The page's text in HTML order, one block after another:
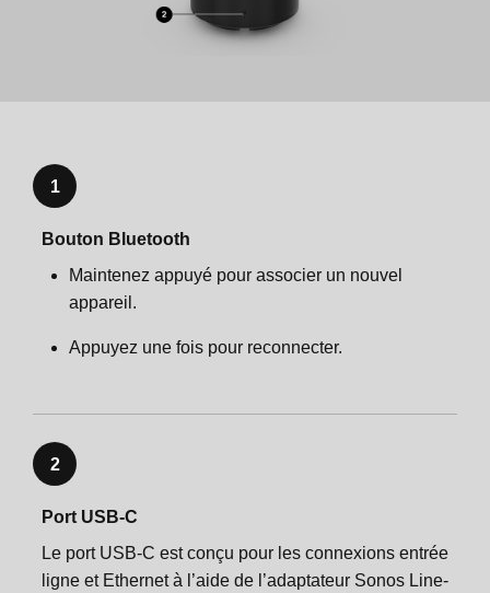
1
Bouton Bluetooth
Maintenez appuyé pour associer un nouvel
appareil.
Appuyez une fois pour reconnecter.
2
Port USB-C
Le port USB-C est conçu pour les connexions entrée
ligne et Ethernet à l’aide de l’adaptateur Sonos Line-